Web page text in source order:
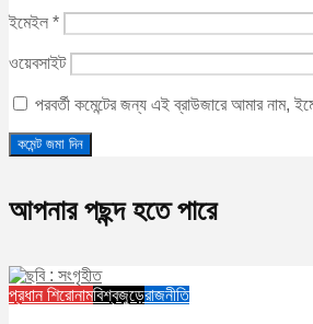
ইমেইল *
ওয়েবসাইট
পরবর্তী কমেন্টের জন্য এই ব্রাউজারে আমার নাম,
আপনার পছন্দ হতে পারে
প্রধান শিরোনামবিশ্বজুড়েরাজনীতি